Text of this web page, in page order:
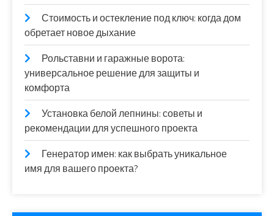
Стоимость и остекление под ключ: когда дом
обретает новое дыхание
Рольставни и гаражные ворота:
универсальное решение для защиты и
комфорта
Установка белой лепнины: советы и
рекомендации для успешного проекта
Генератор имен: как выбрать уникальное
имя для вашего проекта?